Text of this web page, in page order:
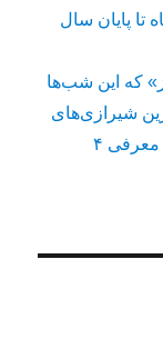
تا پایان سال
که این شب‌ها
شیرازی‌های
از کجا اکانت اسپاتیفای پرمیوم بخریم؟ معرفی ۴